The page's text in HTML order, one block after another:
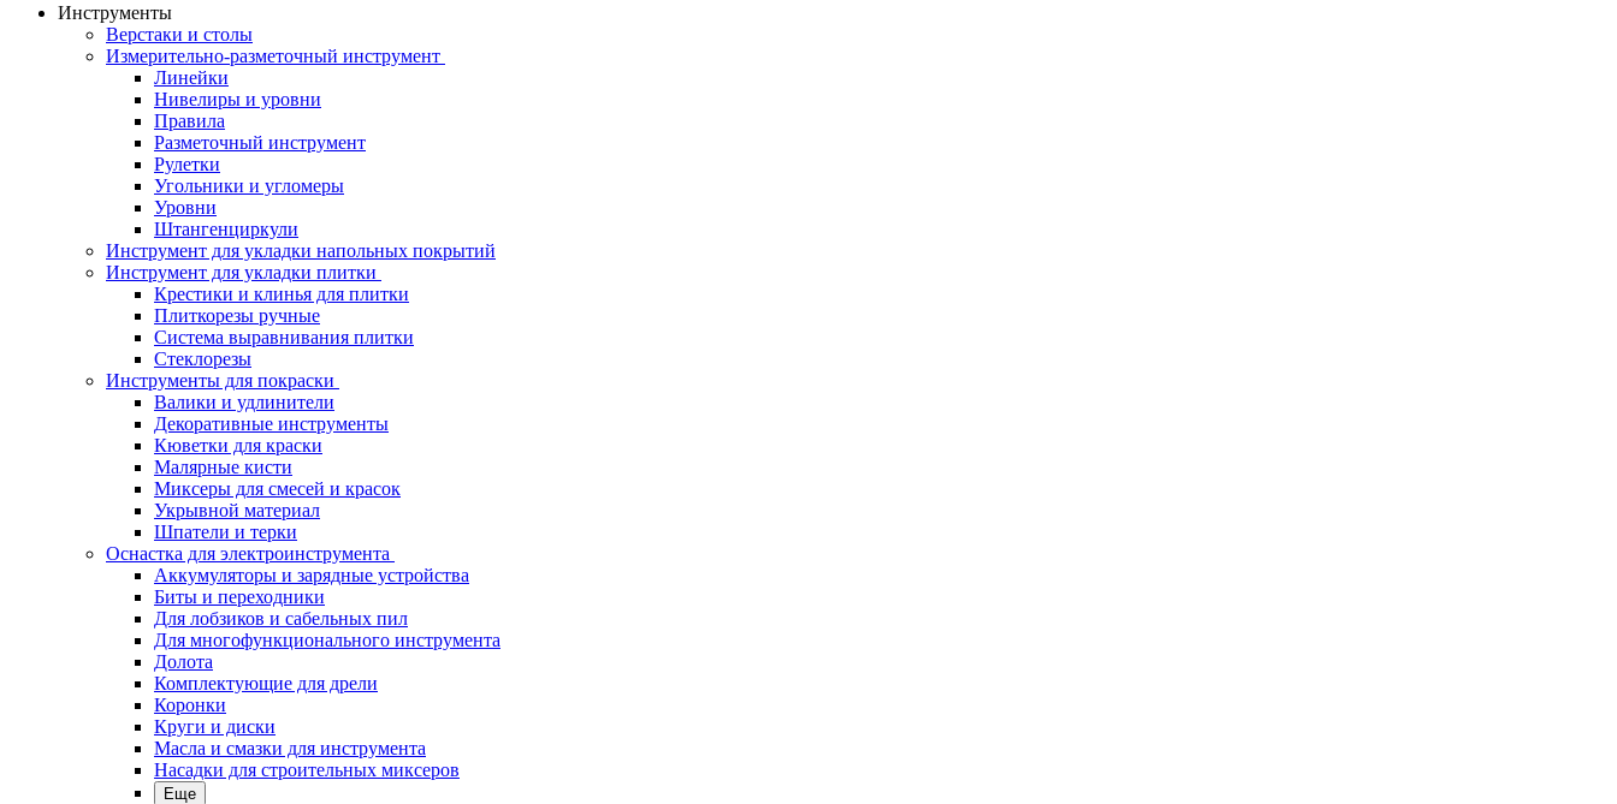
Инструменты
Верстаки и столы
Измерительно-разметочный инструмент
Линейки
Нивелиры и уровни
Правила
Разметочный инструмент
Рулетки
Угольники и угломеры
Уровни
Штангенциркули
Инструмент для укладки напольных покрытий
Инструмент для укладки плитки
Крестики и клинья для плитки
Плиткорезы ручные
Система выравнивания плитки
Стеклорезы
Инструменты для покраски
Валики и удлинители
Декоративные инструменты
Кюветки для краски
Малярные кисти
Миксеры для смесей и красок
Укрывной материал
Шпатели и терки
Оснастка для электроинструмента
Аккумуляторы и зарядные устройства
Биты и переходники
Для лобзиков и сабельных пил
Для многофункционального инструмента
Долота
Комплектующие для дрели
Коронки
Круги и диски
Масла и смазки для инструмента
Насадки для строительных миксеров
Еще